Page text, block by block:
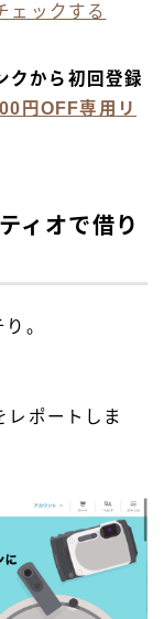
ェックする
クから初回登録
円OFF専用リ
ィオで借り
。
レポートしま